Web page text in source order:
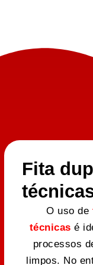
Fita
O uso de
técnicas é
processos
limpos. No